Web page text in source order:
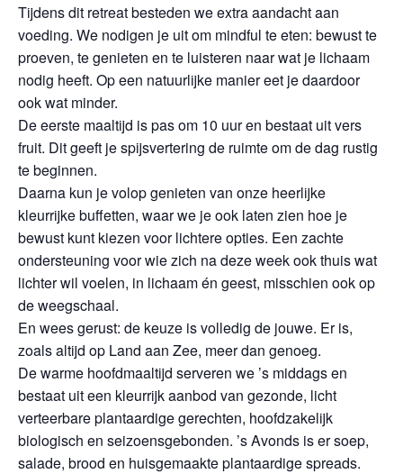
Tijdens dit retreat besteden we extra aandacht aan
voeding. We nodigen je uit om mindful te eten: bewust te
proeven, te genieten en te luisteren naar wat je lichaam
nodig heeft. Op een natuurlijke manier eet je daardoor
ook wat minder.
De eerste maaltijd is pas om 10 uur en bestaat uit vers
fruit. Dit geeft je spijsvertering de ruimte om de dag rustig
te beginnen.
Daarna kun je volop genieten van onze heerlijke
kleurrijke buffetten, waar we je ook laten zien hoe je
bewust kunt kiezen voor lichtere opties. Een zachte
ondersteuning voor wie zich na deze week ook thuis wat
lichter wil voelen, in lichaam én geest, misschien ook op
de weegschaal.
En wees gerust: de keuze is volledig de jouwe. Er is,
zoals altijd op Land aan Zee, meer dan genoeg.
De warme hoofdmaaltijd serveren we ’s middags en
bestaat uit een kleurrijk aanbod van gezonde, licht
verteerbare plantaardige gerechten, hoofdzakelijk
biologisch en seizoensgebonden. ’s Avonds is er soep,
salade, brood en huisgemaakte plantaardige spreads.